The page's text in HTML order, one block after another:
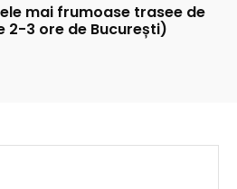
mai frumoase trasee de
2-3 ore de București)